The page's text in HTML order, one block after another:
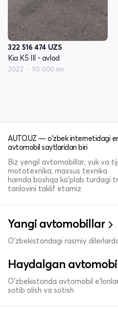
322 516 474 UZS
Kia K5 III - avlod
2022 90 000 km
AUTO.UZ — o'zbek internetidagi
avtomobil saytlaridan biri
Biz yengil avtomobillar, yuk va
mototexnika, maxsus texnika
hamda boshqa ko'plab turdagi
tanlovini taklif etamiz
Yangi avtomobillar
O'zbekistondagi rasmiy
Haydalgan
O'zbekistonda avtomobil
sotib olish va sotish